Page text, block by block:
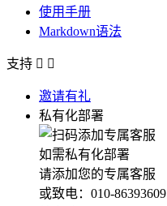
使用手册
Markdown语法
支持  
邀请有礼
私有化部署
如需私有化部署
请添加您的专属客服
或致电：010-86393609